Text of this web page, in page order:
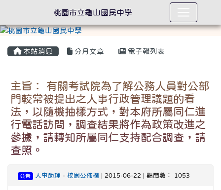
本站消息 分月文章 電子報列表
主旨： 有關考試院為了解公務人員對公部
門較常被提出之人事行政管理議題的看
法，以隨機抽樣方式，對本府所屬同仁進
行電話訪問，調查結果將作為政策改進之
參據，請轉知所屬同仁支持配合調查，請
查照。
公告 人事助理 - 校園公佈欄 | 2015-06-22 | 點閱數： 1053
桃園市立龜山國民中學